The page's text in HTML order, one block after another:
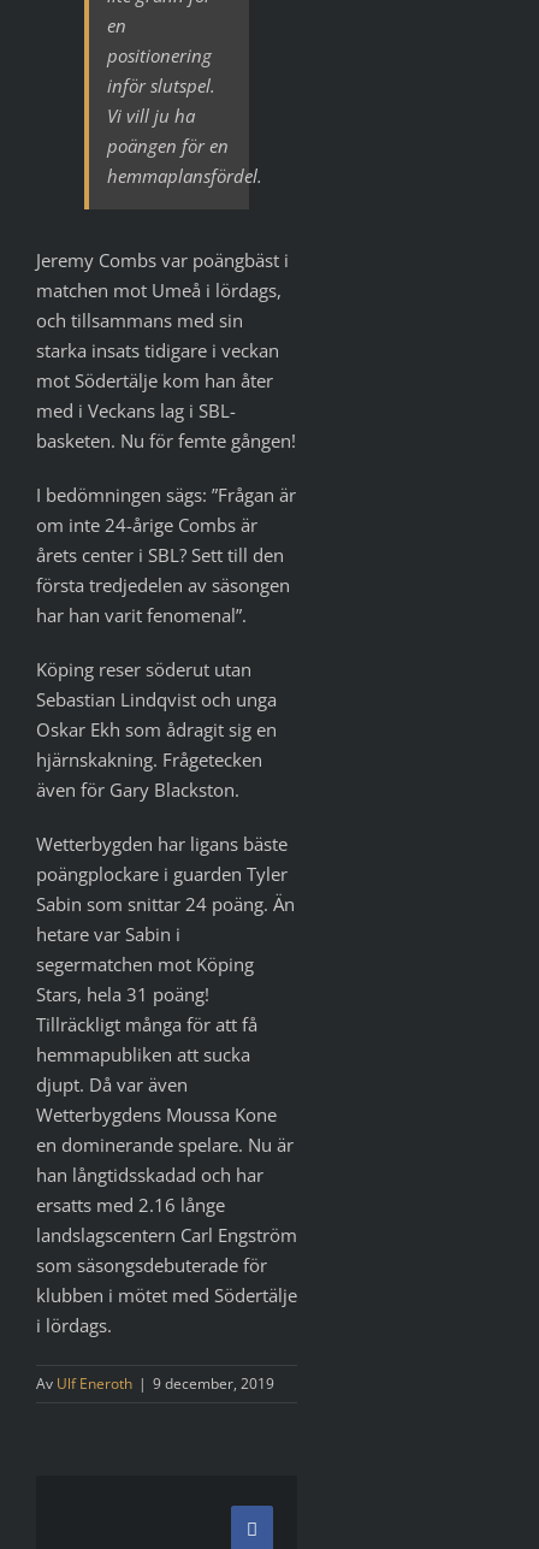
en
positionering
inför slutspel.
Vi vill ju ha
poängen för en
hemmaplansfördel.
Jeremy Combs var poängbäst i
matchen mot Umeå i lördags,
och tillsammans med sin
starka insats tidigare i veckan
mot Södertälje kom han åter
med i Veckans lag i SBL-
basketen. Nu för femte gången!
I bedömningen sägs: ”Frågan är
om inte 24-årige Combs är
årets center i SBL? Sett till den
första tredjedelen av säsongen
har han varit fenomenal”.
Köping reser söderut utan
Sebastian Lindqvist och unga
Oskar Ekh som ådragit sig en
hjärnskakning. Frågetecken
även för Gary Blackston.
Wetterbygden har ligans bäste
poängplockare i guarden Tyler
Sabin som snittar 24 poäng. Än
hetare var Sabin i
segermatchen mot Köping
Stars, hela 31 poäng!
Tillräckligt många för att få
hemmapubliken att sucka
djupt. Då var även
Wetterbygdens Moussa Kone
en dominerande spelare. Nu är
han långtidsskadad och har
ersatts med 2.16 långe
landslagscentern Carl Engström
som säsongsdebuterade för
klubben i mötet med Södertälje
i lördags.
Av Ulf Eneroth | 9 december, 2019
Facebook